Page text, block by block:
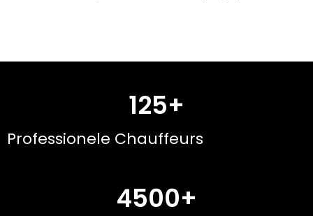
125+
Professionele Chauffeurs
4500+